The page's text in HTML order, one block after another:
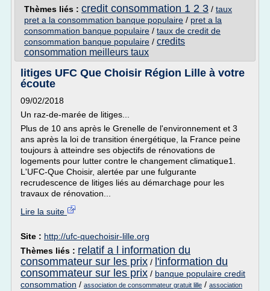
Thèmes liés : credit consommation 1 2 3 / taux
pret a la consommation banque populaire / pret a la
consommation banque populaire / taux de credit de
consommation banque populaire / credits
consommation meilleurs taux
litiges UFC Que Choisir Région Lille à votre
écoute
09/02/2018
Un raz-de-marée de litiges...
Plus de 10 ans après le Grenelle de l'environnement et 3
ans après la loi de transition énergétique, la France peine
toujours à atteindre ses objectifs de rénovations de
logements pour lutter contre le changement climatique1.
L'UFC-Que Choisir, alertée par une fulgurante
recrudescence de litiges liés au démarchage pour les
travaux de rénovation...
Lire la suite
Site : http://ufc-quechoisir-lille.org
Thèmes liés : relatif a l information du
consommateur sur les prix / l'information du
consommateur sur les prix / banque populaire credit
consommation / association de consommateur gratuit lille / association